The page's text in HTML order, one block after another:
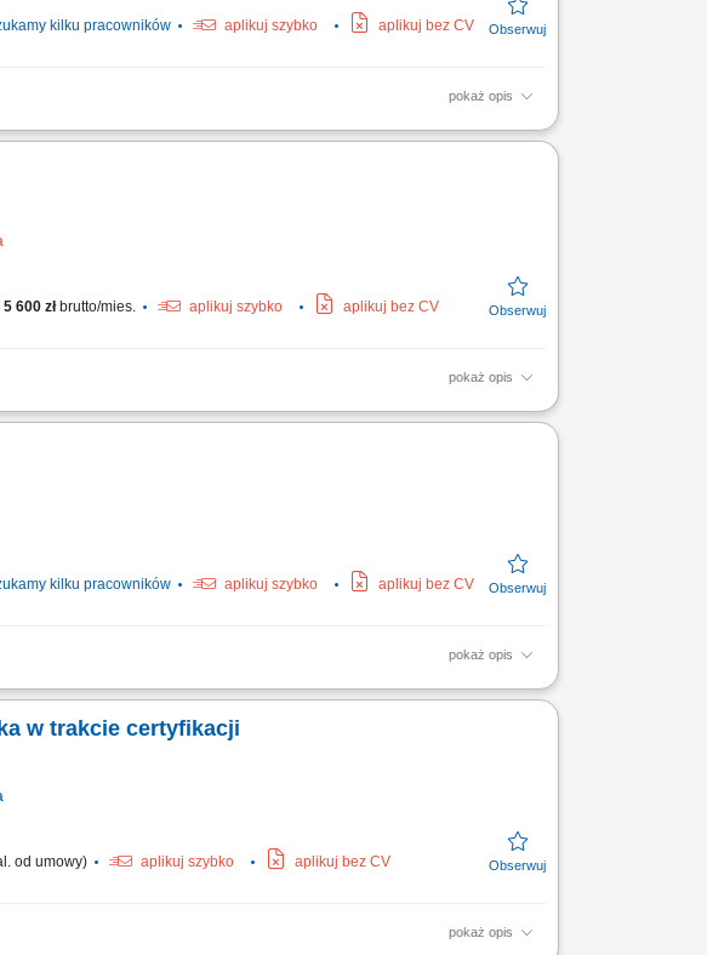
kilku pracowników aplikuj szybko aplikuj bez CV
pokaż opis
gwarancyjnych.
600 złbrutto/mies. aplikuj szybko aplikuj bez CV
pokaż opis
wyników pracy; Dla osób z UDT praca w magazynie;
kilku pracowników aplikuj szybko aplikuj bez CV
pokaż opis
naprawy gwarancyjne;
w trakcie certyfikacji
od umowy) aplikuj szybko aplikuj bez CV
pokaż opis